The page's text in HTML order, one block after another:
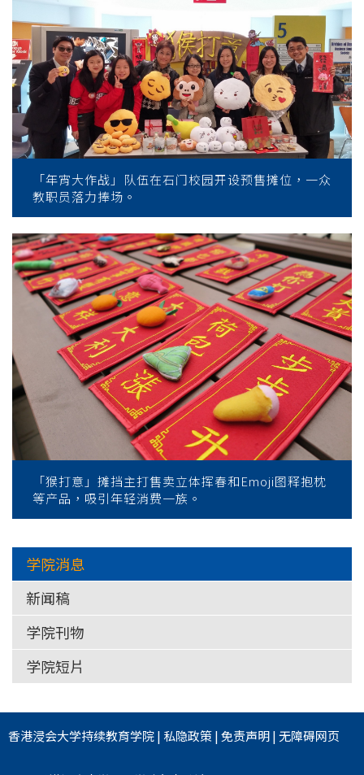
香
港
浸
会
大
「年宵大作战」队伍在石门校园开设预售摊位，一众
教职员落力捧场。
「猴打意」摊挡主打售卖立体挥春和Emoji图释抱枕
等产品，吸引年轻消费一族。
学院消息
新闻稿
学院刊物
学院短片
香港浸会大学持续教育学院| 私隐政策|免责声明|无障碍网页